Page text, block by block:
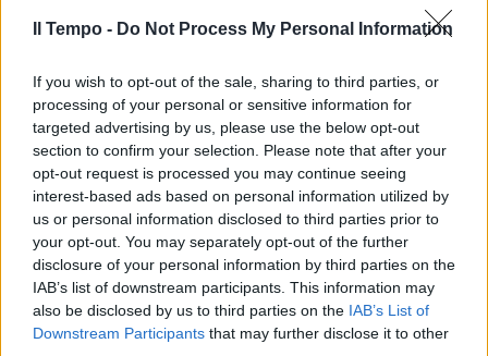
Il Tempo - Do Not Process My Personal Information
If you wish to opt-out of the sale, sharing to third parties, or
processing of your personal or sensitive information for
targeted advertising by us, please use the below opt-out
section to confirm your selection. Please note that after your
opt-out request is processed you may continue seeing
interest-based ads based on personal information utilized by
us or personal information disclosed to third parties prior to
your opt-out. You may separately opt-out of the further
disclosure of your personal information by third parties on the
IAB’s list of downstream participants. This information may
also be disclosed by us to third parties on the IAB’s List of
Downstream Participants that may further disclose it to other